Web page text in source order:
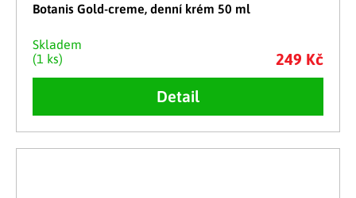
Botanis Gold-creme, denní krém 50 ml
Skladem
(1 ks)
249 Kč
Detail